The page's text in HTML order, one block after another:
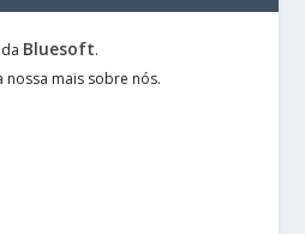
Bluesoft.
nossa mais sobre nós.